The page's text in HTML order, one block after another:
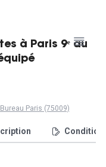
à Paris 9ᵉ au
Bureau Paris (75009)